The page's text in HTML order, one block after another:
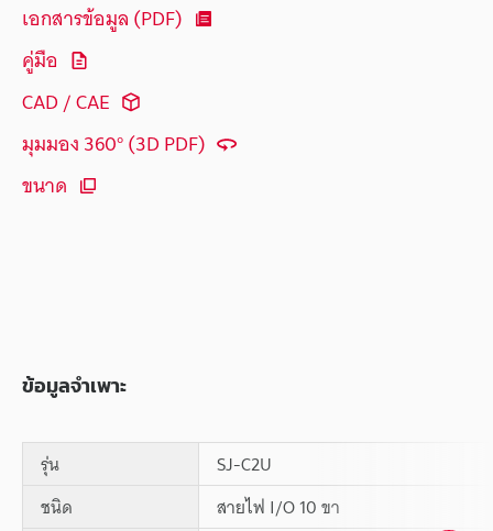
เอกสารข้อมูล (PDF)
คู่มือ
CAD / CAE
มุมมอง 360° (3D PDF)
ขนาด
ข้อมูลจำเพาะ
รุ่น
SJ-C2U
ชนิด
สายไฟ I/O 10 ขา